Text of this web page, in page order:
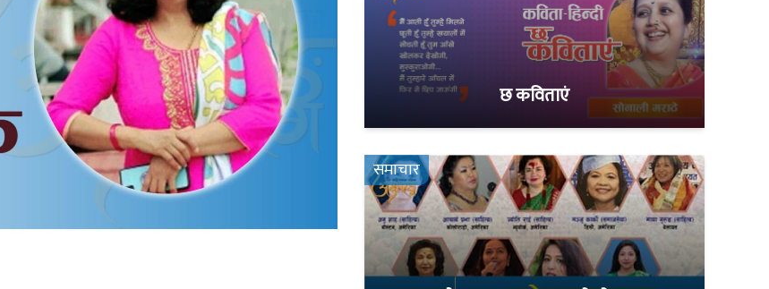
छ कविताएं
समाचार